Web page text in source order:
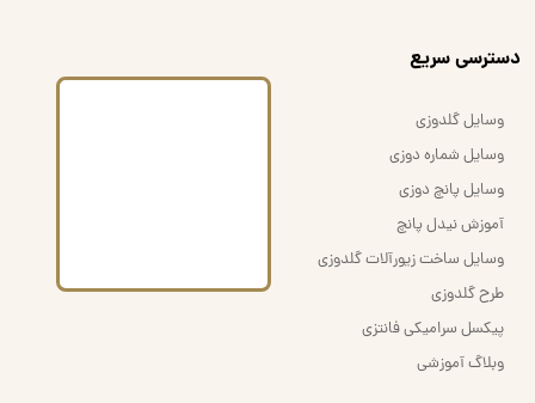
​دسترسی سریع
وسایل گلدوزی
وسایل شماره دوزی
وسایل پانچ دوزی
آموزش نیدل پانچ
وسایل ساخت زیورآلات گلدوزی
طرح گلدوزی
پیکسل سرامیکی فانتزی
وبلاگ آموزشی